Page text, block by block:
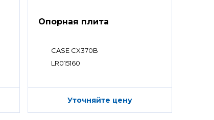
Опорная плита
CASE CX370B
LR015160
Уточняйте цену